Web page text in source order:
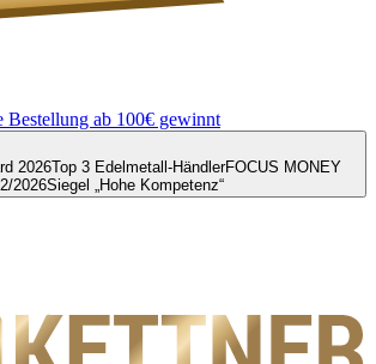
Bestellung ab 100€ gewinnt
2026Top 3 Edelmetall-HändlerFOCUS MONEY
2026Siegel „Hohe Kompetenz“